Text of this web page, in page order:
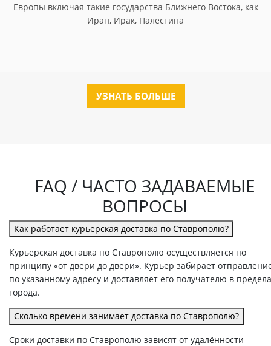
Европы включая такие государства Ближнего Востока, как
Иран, Ирак, Палестина
УЗНАТЬ БОЛЬШЕ
FAQ / ЧАСТО ЗАДАВАЕМЫЕ
ВОПРОСЫ
Как работает курьерская доставка по Ставрополю?
Курьерская доставка по Ставрополю осуществляется по
принципу «от двери до двери». Курьер забирает
по указанному адресу и доставляет его получателю в
города.
Сколько времени занимает доставка по Ставрополю?
Сроки доставки по Ставрополю зависят от удалённости